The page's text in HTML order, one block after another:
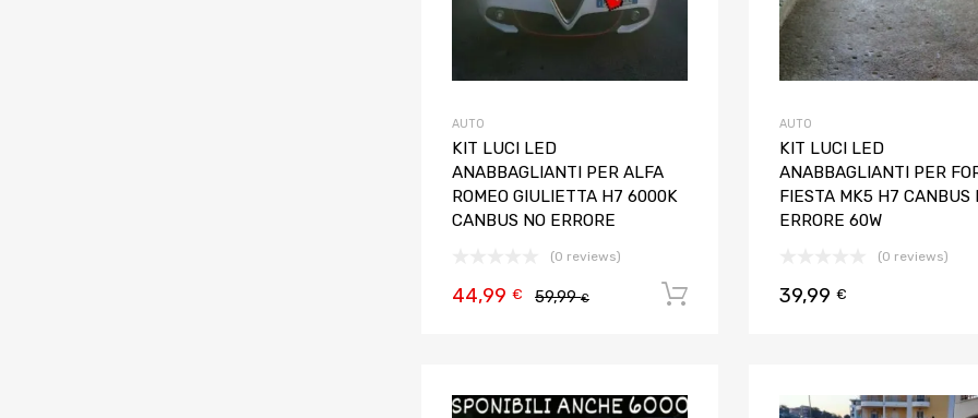
AUTO
KIT LUCI LED
ANABBAGLIANTI PER ALFA
ROMEO GIULIETTA H7 6000K
CANBUS NO ERRORE
(0 reviews)
59,99€
44,99 € Aggiungi al carrello
AUTO
KIT LUCI LED
ANABBAGLIANTI PER
FIESTA MK5 H7 CANBUS
ERRORE 60W
(0 reviews)
39,99 €
Aggiungi ai preferiti